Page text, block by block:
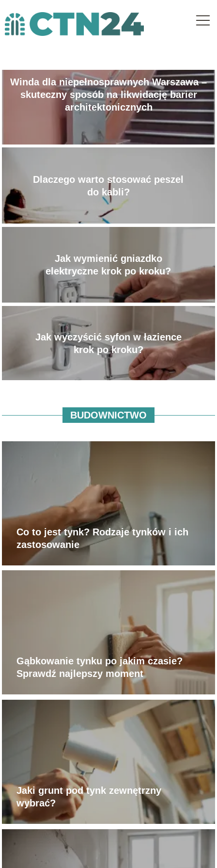
Winda dla niepełnosprawnych Warszawa –
skuteczny sposób na likwidację barier
architektonicznych
Dlaczego warto stosować peszel
do kabli?
Jak wymienić gniazdko
elektryczne krok po kroku?
Jak wyczyścić syfon w łazience
krok po kroku?
BUDOWNICTWO
Co to jest tynk? Rodzaje tynków i ich
zastosowanie
Gąbkowanie tynku po jakim czasie?
Sprawdź najlepszy moment
Jaki grunt pod tynk zewnętrzny
wybrać?